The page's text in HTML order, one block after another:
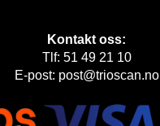
Kontakt oss:
Tlf: 51 49 21 10
E-post: post@trioscan.no